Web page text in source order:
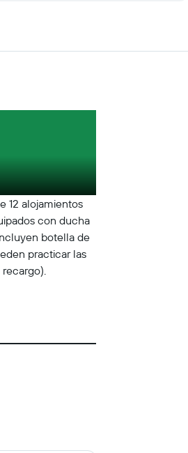
12 alojamientos
con ducha
botella de
practicar las